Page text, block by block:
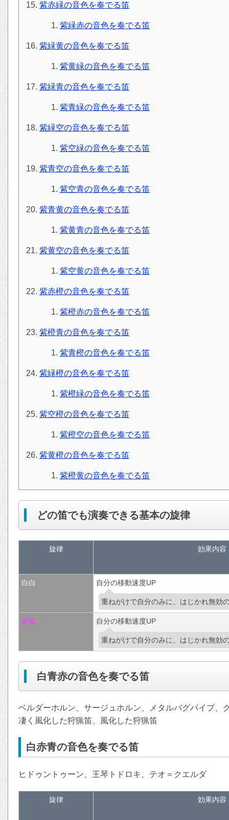
紫赤緑の音色を奏でる笛
紫緑赤の音色を奏でる笛
紫緑黄の音色を奏でる笛
紫黄緑の音色を奏でる笛
紫緑青の音色を奏でる笛
紫青緑の音色を奏でる笛
紫緑空の音色を奏でる笛
紫空緑の音色を奏でる笛
紫青空の音色を奏でる笛
紫空青の音色を奏でる笛
紫青黄の音色を奏でる笛
紫黄青の音色を奏でる笛
紫黄空の音色を奏でる笛
紫空黄の音色を奏でる笛
紫赤橙の音色を奏でる笛
紫橙赤の音色を奏でる笛
紫橙青の音色を奏でる笛
紫青橙の音色を奏でる笛
紫緑橙の音色を奏でる笛
紫橙緑の音色を奏でる笛
紫空橙の音色を奏でる笛
紫橙空の音色を奏でる笛
紫黄橙の音色を奏でる笛
紫橙黄の音色を奏でる笛
どの笛でも演奏できる基本の旋律
旋律 効果内容
白白 自分の移動速度UP
重ねがけで自分のみに、はじかれ無効
紫紫 自分の移動速度UP
重ねがけで自分のみに、はじかれ無効
白青赤の音色を奏でる笛
ベルダーホルン、サージュホルン、メタルバグパイプ、
凄く風化した狩猟笛、風化した狩猟笛
白赤青の音色を奏でる笛
ヒドゥントゥーン、王琴トドロキ、テオ＝クエルダ
旋律 効果内容